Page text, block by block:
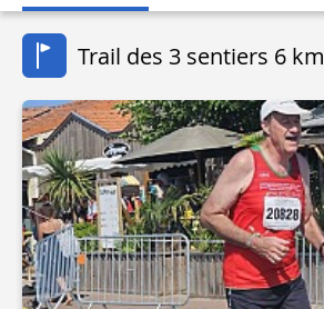
Trail des 3 sentiers 6 km